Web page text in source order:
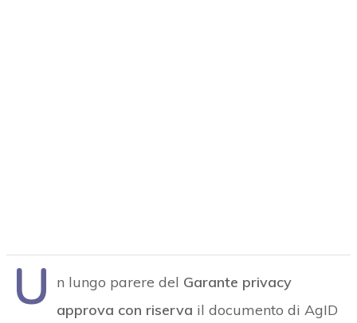
U n lungo parere del Garante privacy
approva con riserva il documento di AgID